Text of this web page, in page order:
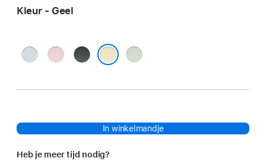
Kleur - Geel
BlauwRoze Zwart Groen
In winkelmandje
Heb je meer tijd nodig?